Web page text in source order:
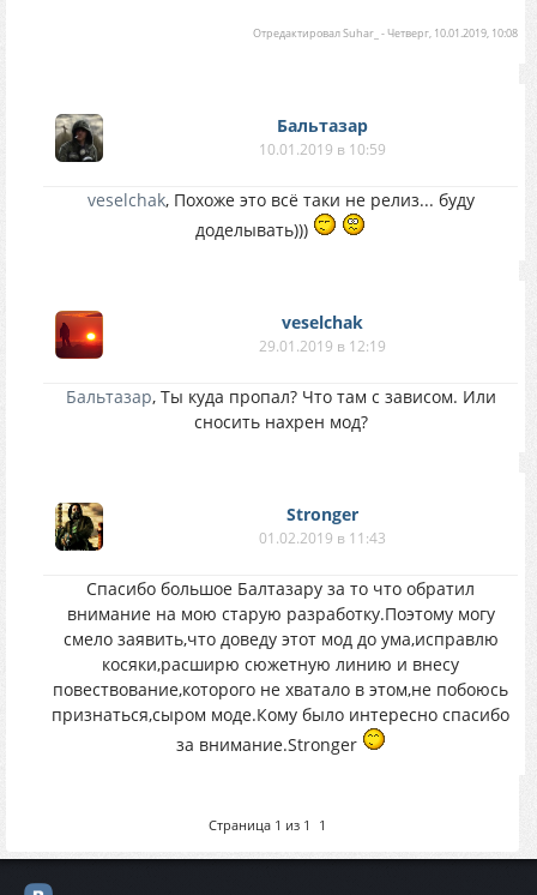
ОтредактировалSuhar_ -Четверг, 10.01.2019, 10:08
Бальтазар
10.01.2019 в 10:59
veselchak, Похоже это всё таки не релиз... буду
доделывать)))
veselchak
29.01.2019 в 12:19
Бальтазар, Ты куда пропал? Что там с зависом. Или
сносить нахрен мод?
Stronger
01.02.2019 в 11:43
Спасибо большое Балтазару за то что обратил
внимание на мою старую разработку.Поэтому могу
смело заявить,что доведу этот мод до ума,исправлю
косяки,расширю сюжетную линию и внесу
повествование,которого не хватало в этом,не побоюсь
признаться,сыром моде.Кому было интересно спасибо
за внимание.Stronger
Страница 1 из 1 1